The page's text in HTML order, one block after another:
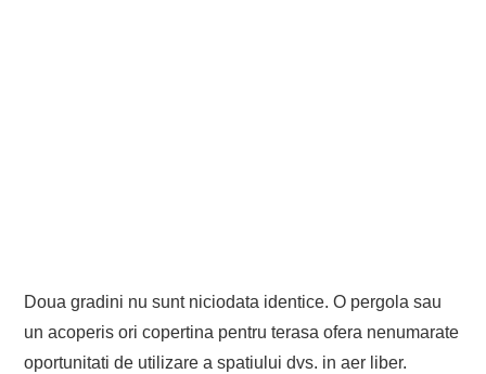
Doua gradini nu sunt niciodata identice. O pergola sau
un acoperis ori copertina pentru terasa ofera nenumarate
oportunitati de utilizare a spatiului dvs. in aer liber.